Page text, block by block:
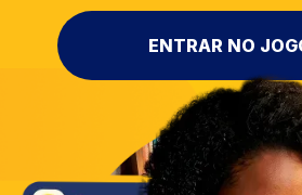
ENTRAR NO